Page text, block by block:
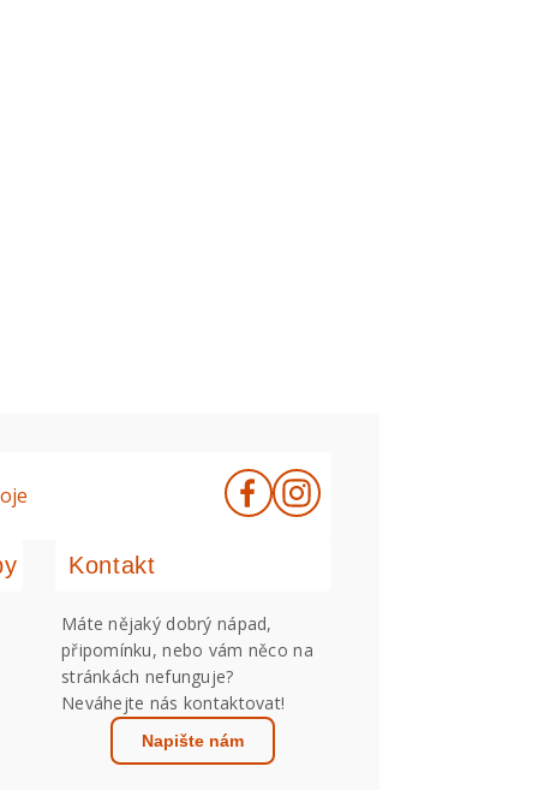
Kontakt
Máte nějaký dobrý nápad,
připomínku, nebo vám něco na
stránkách nefunguje?
Neváhejte nás kontaktovat!
Napište nám